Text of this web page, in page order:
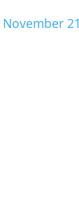
November